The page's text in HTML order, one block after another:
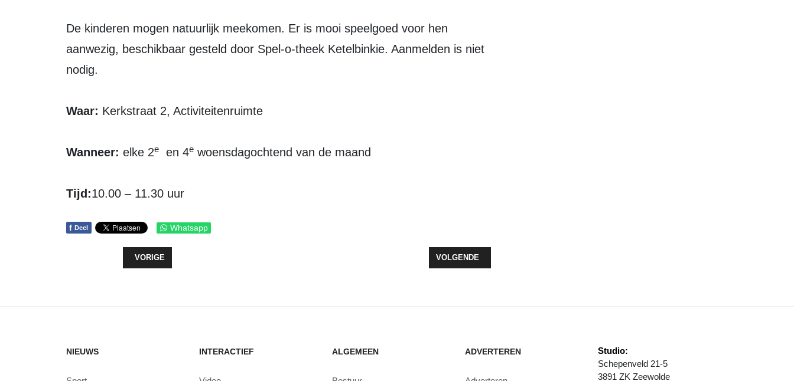
De kinderen mogen natuurlijk meekomen. Er is mooi speelgoed voor hen
aanwezig, beschikbaar gesteld door Spel-o-theek Ketelbinkie. Aanmelden is niet
nodig.
Waar: Kerkstraat 2, Activiteitenruimte
Wanneer: elke 2e en 4e woensdagochtend van de maand
Tijd:10.00 – 11.30 uur
f Deel Whatsapp
VORIG ARTIKEL: 2E MASTERCLASS: KOM ETEN! FLEVOLANDSE BOEREN EN KOKS PIONIEREN MET KARAKTERVOLLE POLDERHELDEN
VORIGE VOLGENDE ARTIKEL: ERIK WALLENBURG ONTWERPT PRIJS CENTRUMONDERNEMER VAN
VOLGENDE
NIEUWS INTERACTIEF ALGEMEEN ADVERTEREN
Studio:
Schepenveld 21-5
3891 ZK Zeewolde